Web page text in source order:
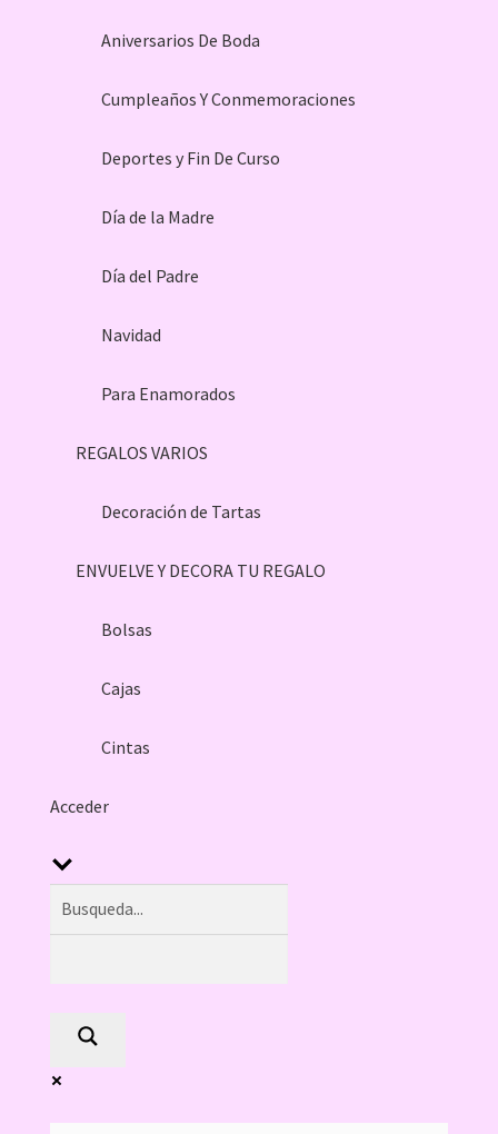
Aniversarios De Boda
Cumpleaños Y Conmemoraciones
Deportes y Fin De Curso
Día de la Madre
Día del Padre
Navidad
Para Enamorados
REGALOS VARIOS
Decoración de Tartas
ENVUELVE Y DECORA TU REGALO
Bolsas
Cajas
Cintas
Acceder